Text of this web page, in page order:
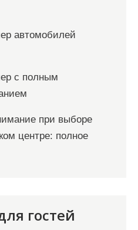
автомобилей
с полным
при выборе
центре: полное
гостей